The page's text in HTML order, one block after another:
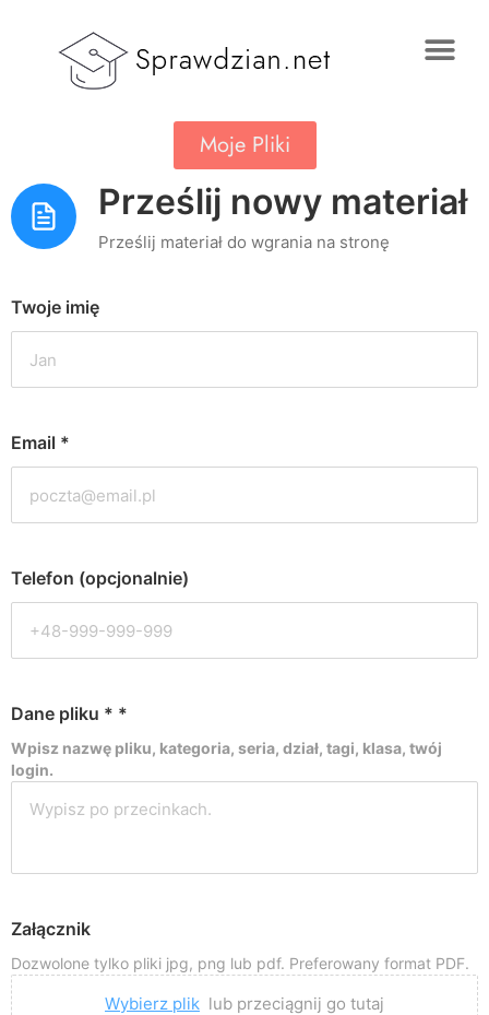
Moje Pliki
Prześlij nowy materiał
Prześlij materiał do wgrania na stronę
Twoje imię
Email *
Telefon (opcjonalnie)
Dane pliku * *
Wpisz nazwę pliku, kategoria, seria, dział, tagi, klasa, twój
login.
Załącznik
Dozwolone tylko pliki jpg, png lub pdf. Preferowany format PDF.
Wybierz plik lub przeciągnij go tutaj